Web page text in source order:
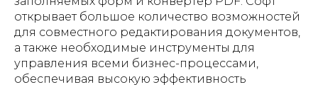
открывает большое количество возможностей
для совместного редактирования документов,
а также необходимые инструменты для
управления всеми бизнес-процессами,
обеспечивая высокую эффективность